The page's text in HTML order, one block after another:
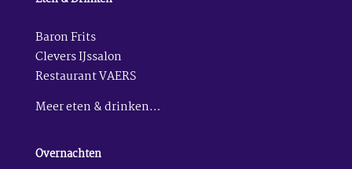
Baron Frits
Clevers IJssalon
Restaurant VAERS
Meer eten & drinken…
Overnachten